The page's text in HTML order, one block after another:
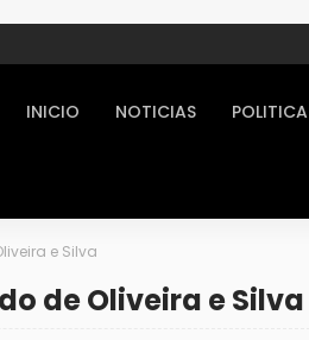
INICIO NOTICIAS POLITICA
e Silva
de Oliveira e Silva